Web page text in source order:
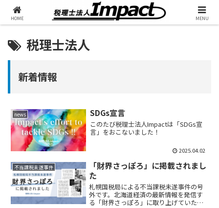
税理士法人
新着情報
news SDGs宣言
このたび税理士法人Impactは「SDGs宣
言」をおこないました！
2025.04.02
不当課税未遂事件
「財界さっぽろ」に掲載されまし
た
札幌国税局による不当課税未遂事件の号
外です。北海道経済の最新情報を発信す
る「財界さっぽろ」に取り上げていただ
HOME MENU